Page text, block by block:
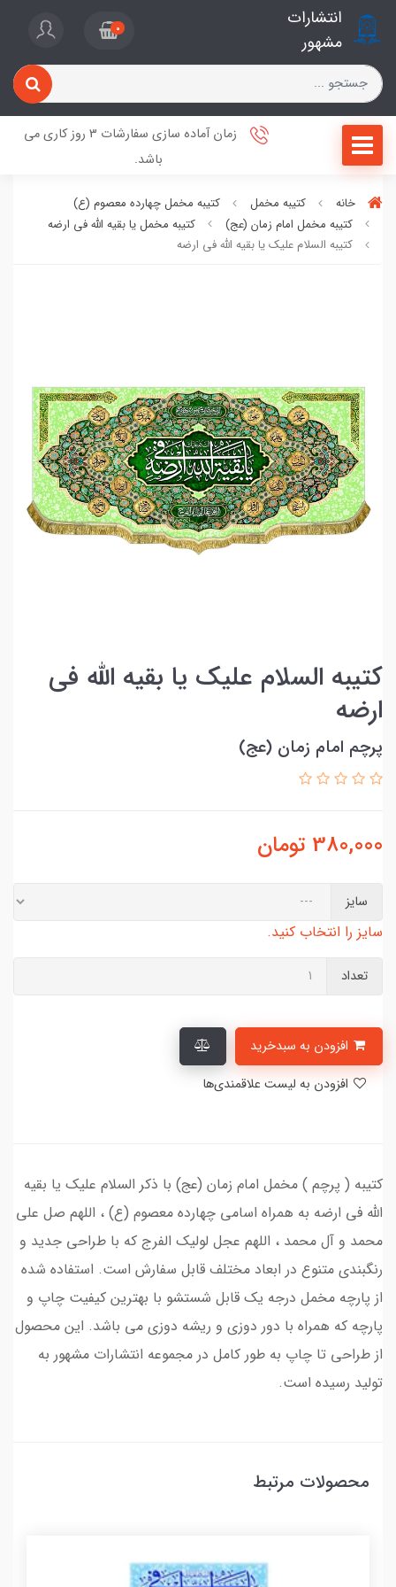
انتشارات
مشهور
0
زمان آماده سازی سفارشات 3 روز کاری می
باشد.
خانه کتیبه مخمل
کتیبه مخمل چهارده معصوم (ع)
کتیبه مخمل امام زمان (عج)
کتیبه مخمل یا بقیه الله فی ارضه
کتیبه السلام علیک یا بقیه الله فی ارضه
کتیبه السلام علیک یا بقیه الله فی
ارضه
پرچم امام زمان (عج)
380,000 تومان
سایز
سایز را انتخاب کنید.
تعداد
کتیبه ( پرچم ) مخمل امام زمان (عج) با ذکر السلام علیک یا بقیه
الله فی ارضه به همراه اسامی چهارده معصوم (ع) ، اللهم صل علی
محمد و آل محمد ، اللهم عجل لولیک الفرج که با طراحی جدید و
رنگبندی متنوع در ابعاد مختلف قابل سفارش است. استفاده شده
از پارچه مخمل درجه یک قابل شستشو با بهترین کیفیت چاپ و
پارچه که همراه با دور دوزی و ریشه دوزی می باشد. این محصول
از طراحی تا چاپ به طور کامل در مجموعه انتشارات مشهور به
تولید رسیده است.
محصولات مرتبط